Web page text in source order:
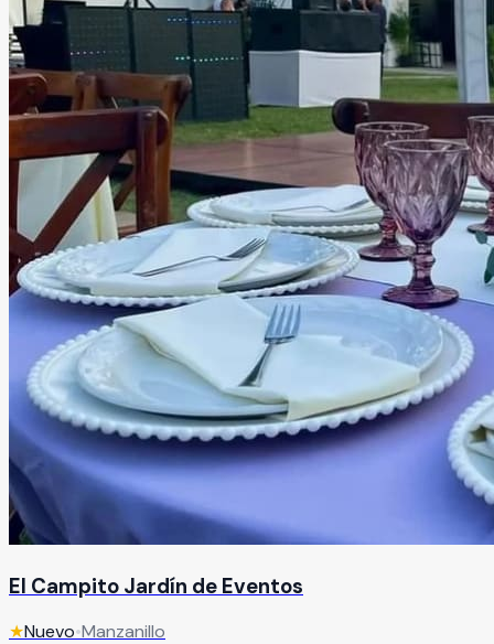
El Campito Jardín de Eventos
★Nuevo•Manzanillo